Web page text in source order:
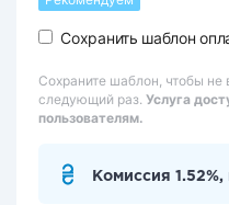
Сохранить шаблон
Сохраните шаблон, чтобы не
следующий раз. Услуга
пользователям.
Комиссия